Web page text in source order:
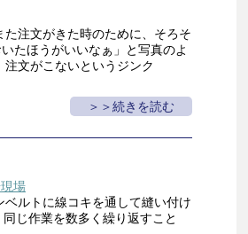
注文がきた時のために、そろそ
たほうがいいなぁ」と写真のよ
文がこないというジンク
＞続きを読む
場
ルトに線コキを通して縫い付け
じ作業を数多く繰り返すこと